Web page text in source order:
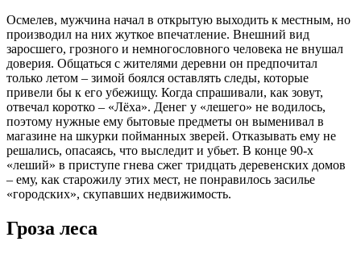
Осмелев, мужчина начал в открытую выходить к местным, но
производил на них жуткое впечатление. Внешний вид
заросшего, грозного и немногословного человека не внушал
доверия. Общаться с жителями деревни он предпочитал
только летом – зимой боялся оставлять следы, которые
привели бы к его убежищу. Когда спрашивали, как зовут,
отвечал коротко – «Лёха». Денег у «лешего» не водилось,
поэтому нужные ему бытовые предметы он выменивал в
магазине на шкурки пойманных зверей. Отказывать ему не
решались, опасаясь, что выследит и убьет. В конце 90-х
«леший» в приступе гнева сжег тридцать деревенских домов
– ему, как старожилу этих мест, не понравилось засилье
«городских», скупавших недвижимость.
Гроза леса